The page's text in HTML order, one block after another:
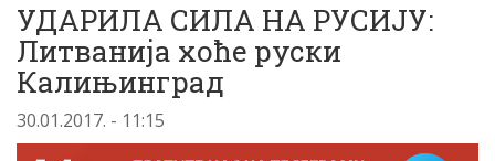
УДАРИЛА СИЛА НА РУСИЈУ:
Литванија хоће руски
Калињинград
30.01.2017. - 11:15